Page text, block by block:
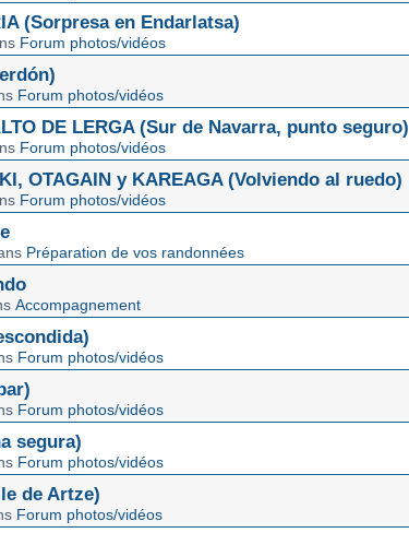
(Sorpresa en Endarlatsa)
Forum photos/vidéos
Forum photos/vidéos
DE LERGA (Sur de Navarra, punto seguro)
Forum photos/vidéos
OTAGAIN y KAREAGA (Volviendo al ruedo)
Forum photos/vidéos
Préparation de vos randonnées
Accompagnement
Forum photos/vidéos
Forum photos/vidéos
segura)
Forum photos/vidéos
de Artze)
Forum photos/vidéos